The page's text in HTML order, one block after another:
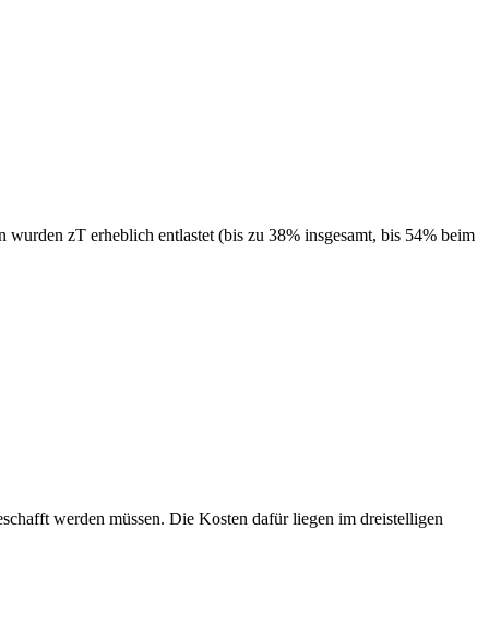
zT erheblich entlastet (bis zu 38% insgesamt, bis 54% beim
werden müssen. Die Kosten dafür liegen im dreistelligen